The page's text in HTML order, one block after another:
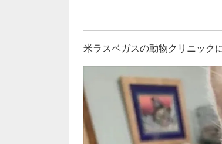
米ラスベガスの動物クリニック